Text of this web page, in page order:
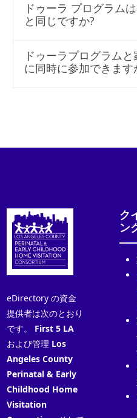
ドゥーラ プログラム
と同じですか?
ドゥーラプログラム
に同時に参加できます
eDirectory の資金
提供者は次のとおり
です。 First 5 LA
および管理 Los
Angeles County
Perinatal & Early
Childhood Home
Visitation
ク
ン